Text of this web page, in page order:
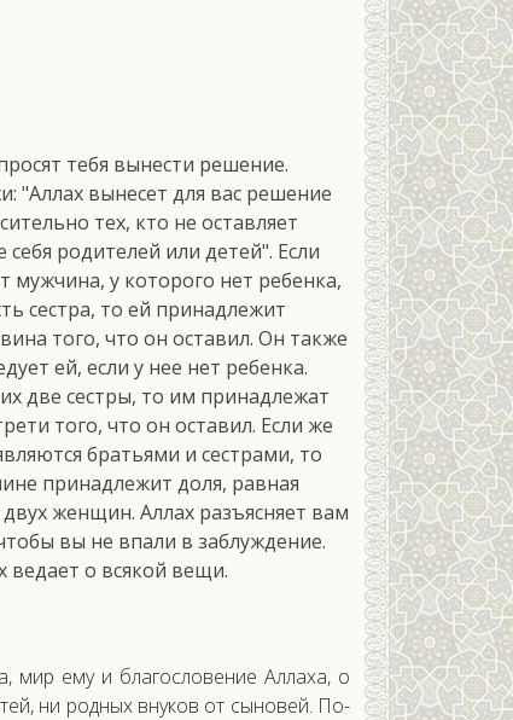
тебя вынести решение.
"Аллах вынесет для вас решение
тех, кто не оставляет
себя родителей или детей". Если
мужчина, у которого нет ребенка,
сестра, то ей принадлежит
того, что он оставил. Он также
ей, если у нее нет ребенка.
две сестры, то им принадлежат
того, что он оставил. Если же
братьями и сестрами, то
принадлежит доля, равная
женщин. Аллах разъясняет вам
вы не впали в заблуждение.
ведает о всякой вещи.
мир ему и бла­гос­ло­вение Ал­ла­ха, о
ни род­ных вну­ков от сы­новей. По­